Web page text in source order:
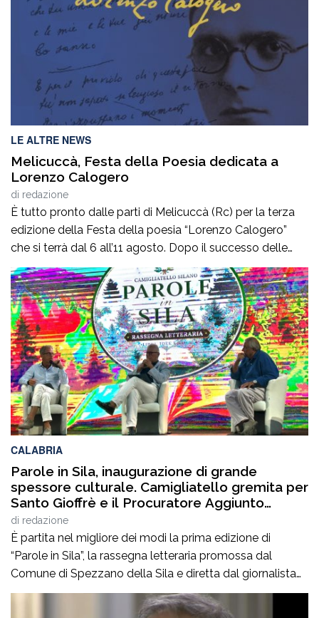
LE ALTRE NEWS
Melicuccà, Festa della Poesia dedicata a
Lorenzo Calogero
di redazione
È tutto pronto dalle parti di Melicuccà (Rc) per la terza
edizione della Festa della poesia “Lorenzo Calogero”
che si terrà dal 6 all’11 agosto. Dopo il successo delle
prime due edizioni, nel 2024 e nel 2025, che hanno
portato nell’entroterra calabrese autorevoli protagonisti
della cultura italiana e internazionale, anche per
quest’annoLYRIKS – Laboratorio Interdisciplinare […]
CALABRIA
Parole in Sila, inaugurazione di grande
spessore culturale. Camigliatello gremita per
Santo Gioffrè e il Procuratore Aggiunto
Stefano Musolino
di redazione
È partita nel migliore dei modi la prima edizione di
“Parole in Sila”, la rassegna letteraria promossa dal
Comune di Spezzano della Sila e diretta dal giornalista
Pasquale Motta, che fino al 19 agosto porterà a
Camigliatello Silano alcuni tra i più autorevoli